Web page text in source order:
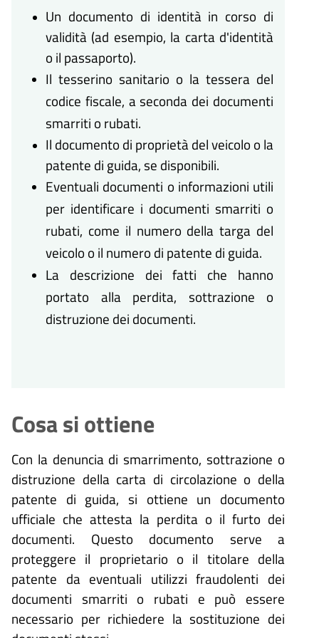
Un documento di identità in corso di
validità (ad esempio, la carta d'identità
o il passaporto).
Il tesserino sanitario o la tessera del
codice fiscale, a seconda dei documenti
smarriti o rubati.
Il documento di proprietà del veicolo o la
patente di guida, se disponibili.
Eventuali documenti o informazioni utili
per identificare i documenti smarriti o
rubati, come il numero della targa del
veicolo o il numero di patente di guida.
La descrizione dei fatti che hanno
portato alla perdita, sottrazione o
distruzione dei documenti.
Cosa si ottiene
Con la denuncia di smarrimento, sottrazione o
distruzione della carta di circolazione o della
patente di guida, si ottiene un documento
ufficiale che attesta la perdita o il furto dei
documenti. Questo documento serve a
proteggere il proprietario o il titolare della
patente da eventuali utilizzi fraudolenti dei
documenti smarriti o rubati e può essere
necessario per richiedere la sostituzione dei